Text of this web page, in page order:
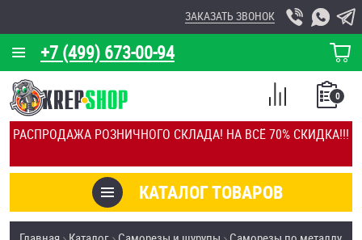
РАСПРОДАЖА РОЗНИЧНОГО СКЛАДА! НА ВСЁ 70% СКИДКА!!!
+7 (499) 673-00-94
ЗАКАЗАТЬ ЗВОНОК
КОРЗИНА
О КОМПАНИИ
КАЛЬКУЛЯТОР
ОТЗЫВЫ
КАТАЛОГ ТОВАРОВ
0
СПИСОК
СРАВНЕНИЕ
Товары со скидкой